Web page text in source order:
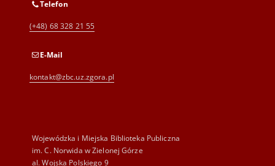
Telefon
(+48) 68 328 21 55
E-Mail
kontakt@zbc.uz.zgora.pl
Wojewódzka i Miejska Biblioteka Publiczna
im. C. Norwida w Zielonej Górze
al. Wojska Polskiego 9